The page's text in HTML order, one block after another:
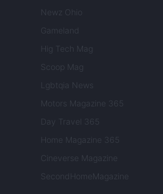
Newz Ohio
Gameland
Hig Tech Mag
Scoop Mag
Lgbtqia News
Motors Magazine 365
Day Travel 365
Home Magazine 365
Cineverse Magazine
SecondHomeMagazine